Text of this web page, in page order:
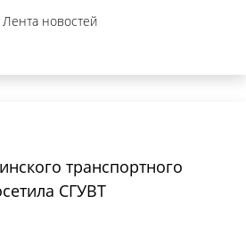
Лента новостей
транспортного
СГУВТ